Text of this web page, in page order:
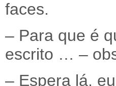
faces.
– Para que é
escrito … –
– Espera lá,